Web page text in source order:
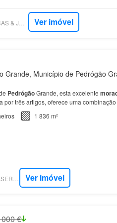
Ver imóvel
Grande, Município de Pedrógão
PedrógãoGrande, esta excelente
por três artigos, oferece uma
tomar o pequeno-almoço com
1 836 m²
Ver imóvel
€